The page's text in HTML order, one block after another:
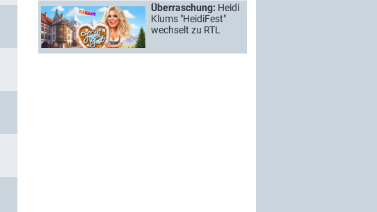
Überraschung: Heidi
Klums "HeidiFest"
wechselt zu RTL